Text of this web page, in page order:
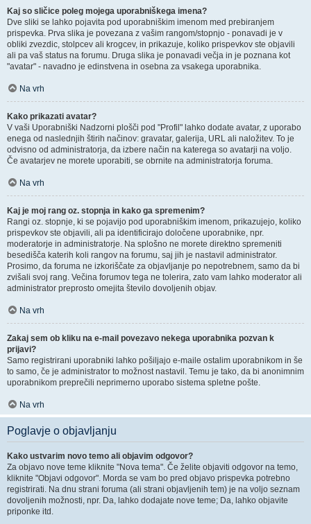
Kaj so sličice poleg mojega uporabniškega imena?
Dve sliki se lahko pojavita pod uporabniškim imenom med prebiranjem
prispevka. Prva slika je povezana z vašim rangom/stopnjo - ponavadi je v
obliki zvezdic, stolpcev ali krogcev, in prikazuje, koliko prispevkov ste objavili
ali pa vaš status na forumu. Druga slika je ponavadi večja in je poznana kot
"avatar" - navadno je edinstvena in osebna za vsakega uporabnika.
Na vrh
Kako prikazati avatar?
V vaši Uporabniški Nadzorni plošči pod "Profil" lahko dodate avatar, z uporabo
enega od naslednjih štirih načinov: gravatar, galerija, URL ali naložitev. To je
odvisno od administratorja, da izbere način na katerega so avatarji na voljo.
Če avatarjev ne morete uporabiti, se obrnite na administratorja foruma.
Na vrh
Kaj je moj rang oz. stopnja in kako ga spremenim?
Rangi oz. stopnje, ki se pojavijo pod uporabniškim imenom, prikazujejo, koliko
prispevkov ste objavili, ali pa identificirajo določene uporabnike, npr.
moderatorje in administratorje. Na splošno ne morete direktno spremeniti
besedišča katerih koli rangov na forumu, saj jih je nastavil administrator.
Prosimo, da foruma ne izkoriščate za objavljanje po nepotrebnem, samo da bi
zvišali svoj rang. Večina forumov tega ne tolerira, zato vam lahko moderator ali
administrator preprosto omejita število dovoljenih objav.
Na vrh
Zakaj sem ob kliku na e-mail povezavo nekega uporabnika pozvan k
prijavi?
Samo registrirani uporabniki lahko pošiljajo e-maile ostalim uporabnikom in še
to samo, če je administrator to možnost nastavil. Temu je tako, da bi anonimnim
uporabnikom preprečili neprimerno uporabo sistema spletne pošte.
Na vrh
Poglavje o objavljanju
Kako ustvarim novo temo ali objavim odgovor?
Za objavo nove teme kliknite "Nova tema". Če želite objaviti odgovor na temo,
kliknite "Objavi odgovor". Morda se vam bo pred objavo prispevka potrebno
registrirati. Na dnu strani foruma (ali strani objavljenih tem) je na voljo seznam
dovoljenih možnosti, npr. Da, lahko dodajate nove teme; Da, lahko objavite
priponke itd.